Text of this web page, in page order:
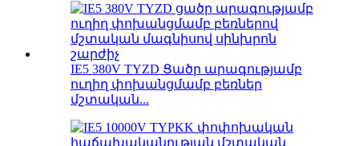
IE5 380V TYZD Ցածր արագությամբ
ուղիղ փոխանցմամբ բեռներ
մշտական...